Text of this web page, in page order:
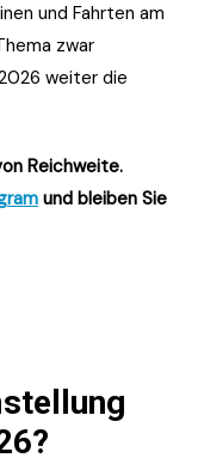
und Fahrten am
zwar
weiter die
Reichweite.
und bleiben Sie